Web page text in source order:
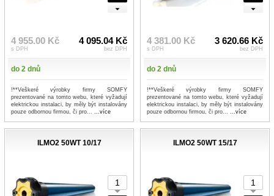
4 955.00 Kč
s DPH
4 095.04 Kč
bez DPH
do 2 dnů
!**Veškeré výrobky firmy SOMFY
prezentované na tomto webu, které vyžadují
elektrickou instalaci, by měly být instalovány
pouze odbornou firmou, či pro... ...více
4 381.00 Kč
s DPH
3 620.66 Kč
bez DPH
do 2 dnů
!**Veškeré výrobky firmy SOMFY
prezentované na tomto webu, které vyžadují
elektrickou instalaci, by měly být instalovány
pouze odbornou firmou, či pro... ...více
ILMO2 50WT 10/17 ILMO2 50WT 15/17